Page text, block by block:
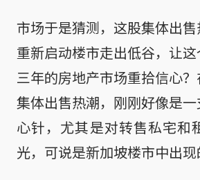
市场于是猜测，这股集体出
重新启动楼市走出低谷，让
三年的房地产市场重拾信心
集体出售热潮，刚刚好像是
心针，尤其是对转售私宅和
光，可说是新加坡楼市中出现